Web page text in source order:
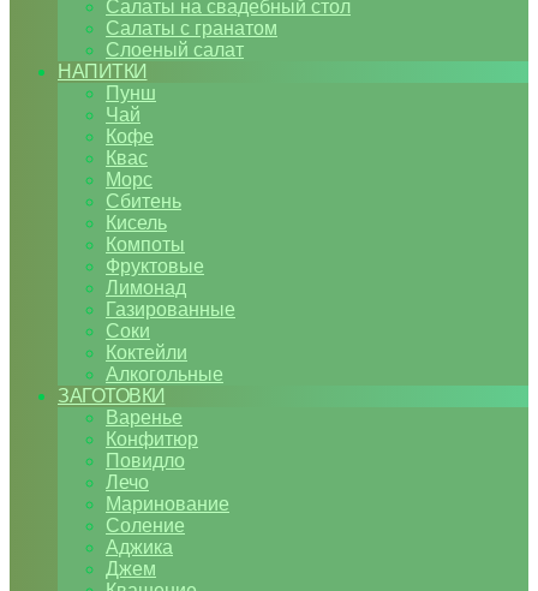
Салаты на свадебный стол
Салаты с гранатом
Слоеный салат
НАПИТКИ
Пунш
Чай
Кофе
Квас
Морс
Сбитень
Кисель
Компоты
Фруктовые
Лимонад
Газированные
Соки
Коктейли
Алкогольные
ЗАГОТОВКИ
Варенье
Конфитюр
Повидло
Лечо
Маринование
Соление
Аджика
Джем